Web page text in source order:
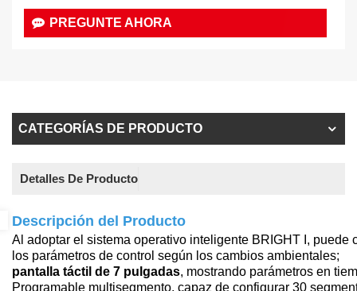
PREGUNTE AHORA
CATEGORÍAS DE PRODUCTO
Detalles De Producto
Descripción del Producto
Al adoptar el sistema operativo inteligente BRIGHT I, puede
los parámetros de control según los cambios ambientales;
pantalla táctil de 7 pulgadas, mostrando parámetros en
Programable multisegmento, capaz de configurar 30